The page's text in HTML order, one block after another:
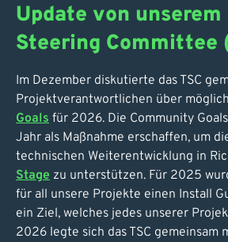
Update von
Steering Committee
Im Dezember diskutierte das TSC
Projektverantwortlichen über
Goals für 2026. Die Community
Jahr als Maßnahme erschaffen, um
technischen Weiterentwicklung in
Stage zu unterstützen. Für 2025
für all unsere Projekte einen Install
ein Ziel, welches jedes unserer
2026 legte sich das TSC gemeinsam